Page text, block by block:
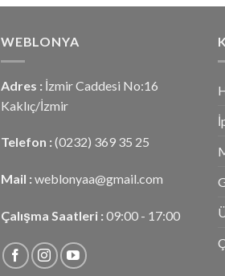
WEBLONYA
Adres : İzmir Caddesi No:16
Kaklıç/İzmir
Telefon : (0232) 369 35 25
Mail : weblonyaa@gmail.com
Çalışma Saatleri : 09:00 - 17:00